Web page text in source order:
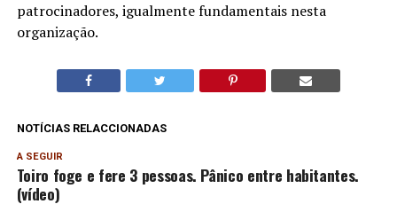
patrocinadores, igualmente fundamentais nesta
organização.
NOTÍCIAS RELACCIONADAS
A SEGUIR
Toiro foge e fere 3 pessoas. Pânico entre habitantes.
(vídeo)